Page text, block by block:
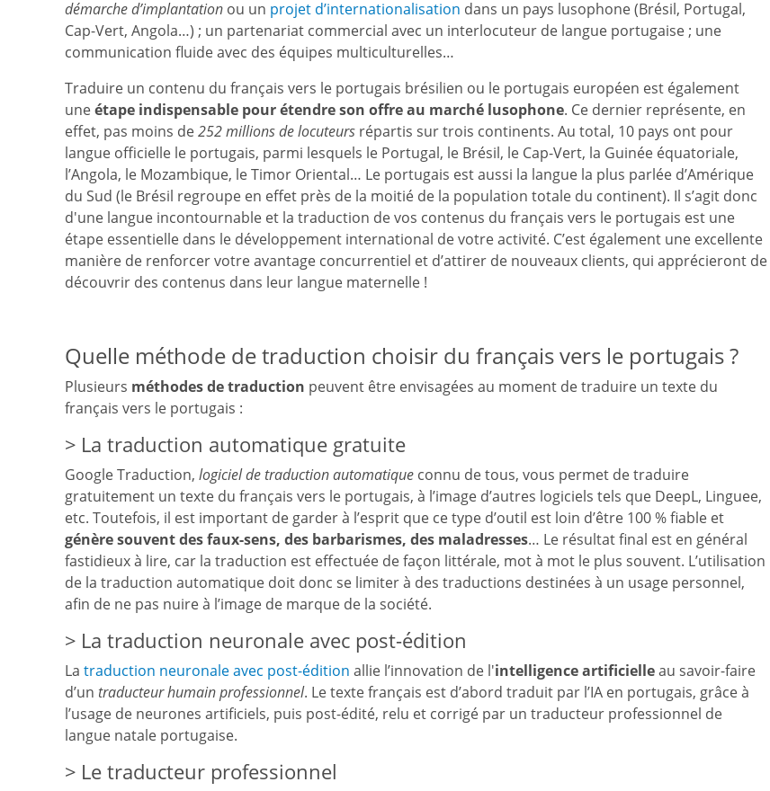
démarche d’implantation ou un projet d’internationalisation dans un pays lusophone (Brésil, Portugal,
Cap-Vert, Angola…) ; un partenariat commercial avec un interlocuteur de langue portugaise ; une
communication fluide avec des équipes multiculturelles…
Traduire un contenu du français vers le portugais brésilien ou le portugais européen est également
uneétape indispensable pour étendre son offre au marché lusophone. Ce dernier représente, en
effet, pas moins de252 millions de locuteurs répartis sur trois continents. Au total, 10 pays ont pour
langue officielle le portugais, parmi lesquels le Portugal, le Brésil, le Cap-Vert, la Guinée équatoriale,
l’Angola, le Mozambique, le Timor Oriental… Le portugais est aussi la langue la plus parlée d’Amérique
du Sud (le Brésil regroupe en effet près de la moitié de la population totale du continent). Il s’agit donc
d'une langue incontournable et la traduction de vos contenus du français vers le portugais est une
étape essentielle dans le développement international de votre activité. C’est également une excellente
manière de renforcer votre avantage concurrentiel et d’attirer de nouveaux clients, qui apprécieront de
découvrir des contenus dans leur langue maternelle !
Quelle méthode de traduction choisir du français vers le portugais ?
Plusieurs méthodes de traduction peuvent être envisagées au moment de traduire un texte du
français vers le portugais :
La traduction automatique gratuite
Google Traduction, logiciel de traduction automatique connu de tous, vous permet de traduire
gratuitement un texte du français vers le portugais, à l’image d’autres logiciels tels que DeepL, Linguee,
etc. Toutefois, il est important de garder à l’esprit que ce type d’outil est loin d’être 100 % fiable et
génère souvent des faux-sens, des barbarismes, des maladresses… Le résultat final est en général
fastidieux à lire, car la traduction est effectuée de façon littérale, mot à mot le plus souvent. L’utilisation
de la traduction automatique doit donc se limiter à des traductions destinées à un usage personnel,
afin de ne pas nuire à l’image de marque de la société.
La traduction neuronale avec post-édition
La traduction neuronale avec post-édition allie l’innovation de l'intelligence artificielleau savoir-faire
d’un traducteur humain professionnel. Le texte français est d’abord traduit par l’IA en portugais, grâce à
l’usage de neurones artificiels, puis post-édité, relu et corrigé par un traducteur professionnel de
langue natale portugaise.
Le traducteur professionnel